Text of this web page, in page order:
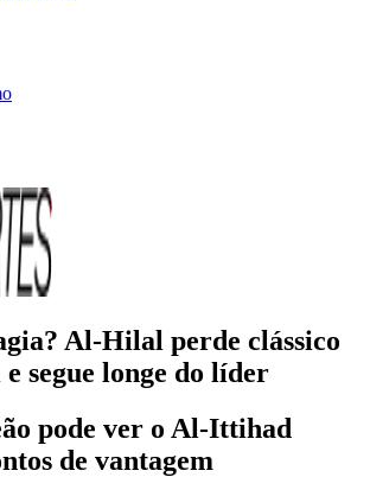
Al-Hilal perde clássico
segue longe do líder
pode ver o Al-Ittihad
de vantagem